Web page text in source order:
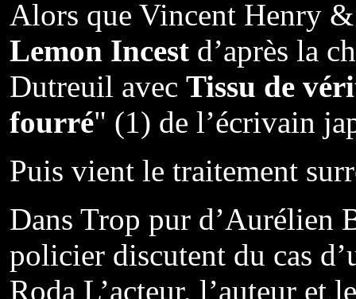
Alors que Vincent Henry
Lemon Incest d’après la
Dutreuil avec Tissu de
fourré" (1) de l’écrivain
Puis vient le traitement
Dans Trop pur d’Aurélien
policier discutent du cas
Roda L’acteur, l’auteur et